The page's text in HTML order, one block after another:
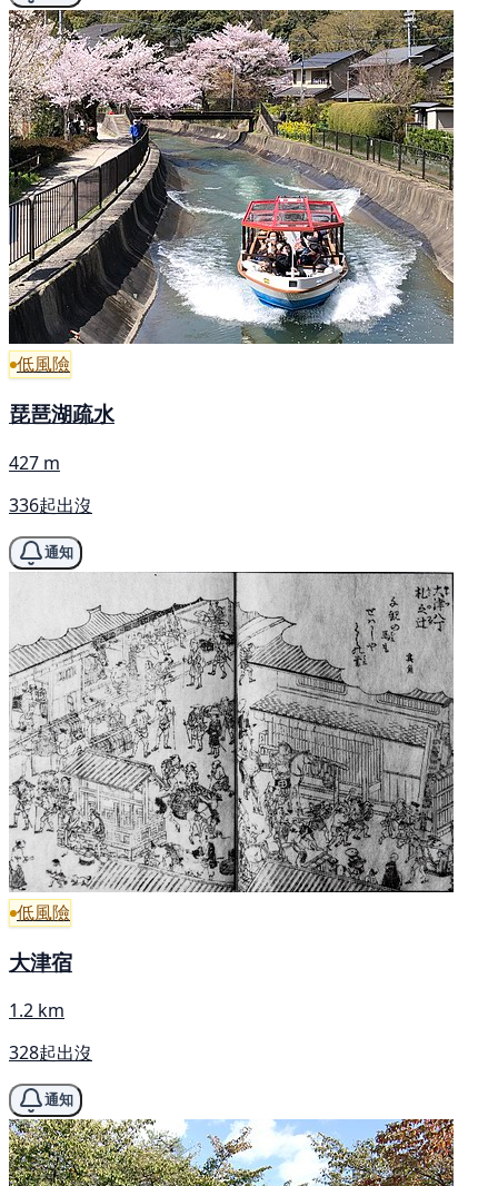
低風險
琵琶湖疏水
427 m
336起出沒
通知
低風險
大津宿
1.2 km
328起出沒
通知